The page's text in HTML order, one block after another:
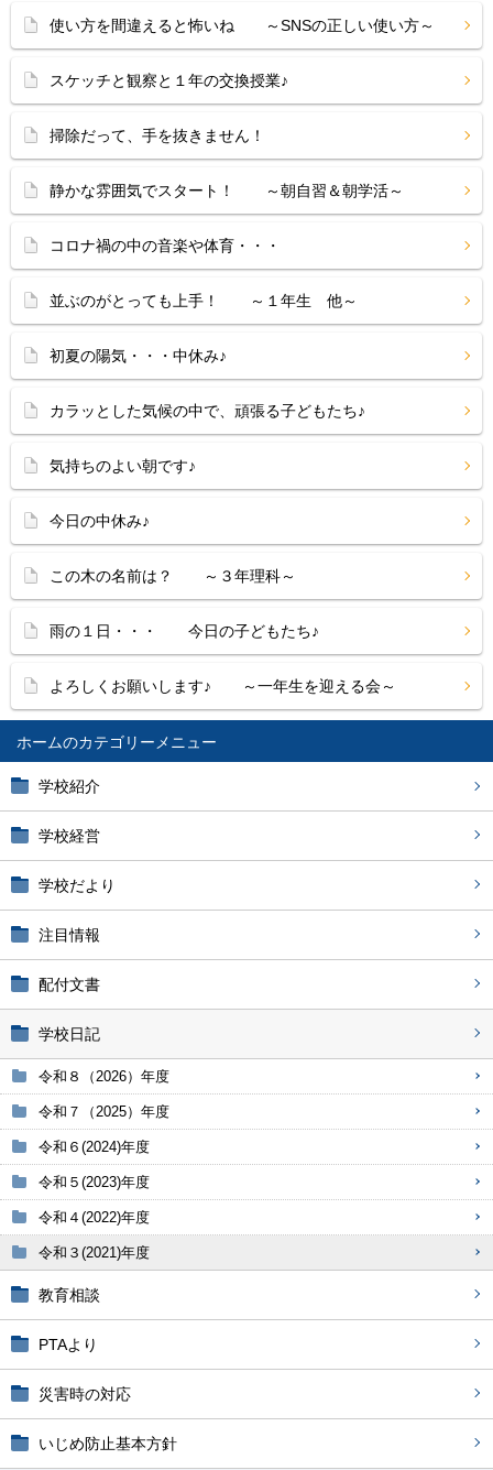
ホーム
学校紹介
学校経営
学校だより
注目情報
配付文書
学校日記
令和８（2026）年度
令和７（2025）年度
令和６(2024)年度
令和５(2023)年度
令和４(2022)年度
令和３(2021)年度
教育相談
PTAより
災害時の対応
いじめ防止基本方針
使い方を間違えると怖いね ～SNSの正しい使い方～
スケッチと観察と１年の交換授業♪
掃除だって、手を抜きません！
静かな雰囲気でスタート！ ～朝自習＆朝学活～
コロナ禍の中の音楽や体育・・・
並ぶのがとっても上手！ ～１年生 他～
初夏の陽気・・・中休み♪
カラッとした気候の中で、頑張る子どもたち♪
気持ちのよい朝です♪
今日の中休み♪
この木の名前は？ ～３年理科～
雨の１日・・・ 今日の子どもたち♪
よろしくお願いします♪ ～一年生を迎える会～